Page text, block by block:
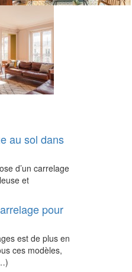
au sol dans
d’un carrelage
et
pour
est de plus en
ces modèles,